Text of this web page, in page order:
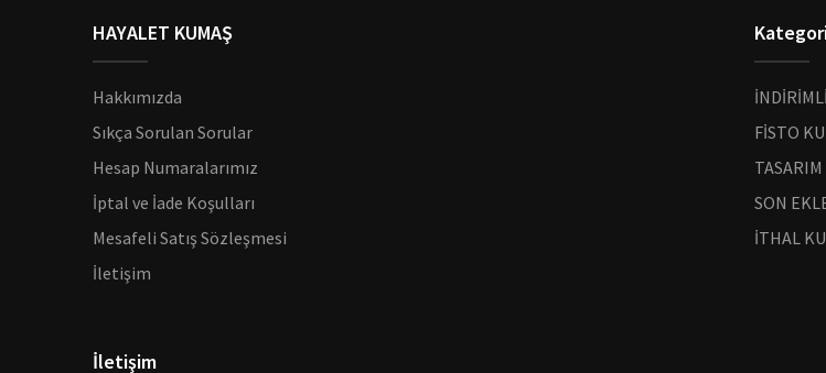
HAYALET KUMAŞ
Hakkımızda
Sıkça Sorulan Sorular
Hesap Numaralarımız
İptal ve İade Koşulları
Mesafeli Satış Sözleşmesi
İletişim
FİSTO
SON
İTHAL
İletişim